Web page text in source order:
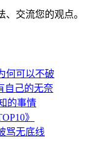
交流您的观点。
自己的无奈
的事情
》
骂无底线